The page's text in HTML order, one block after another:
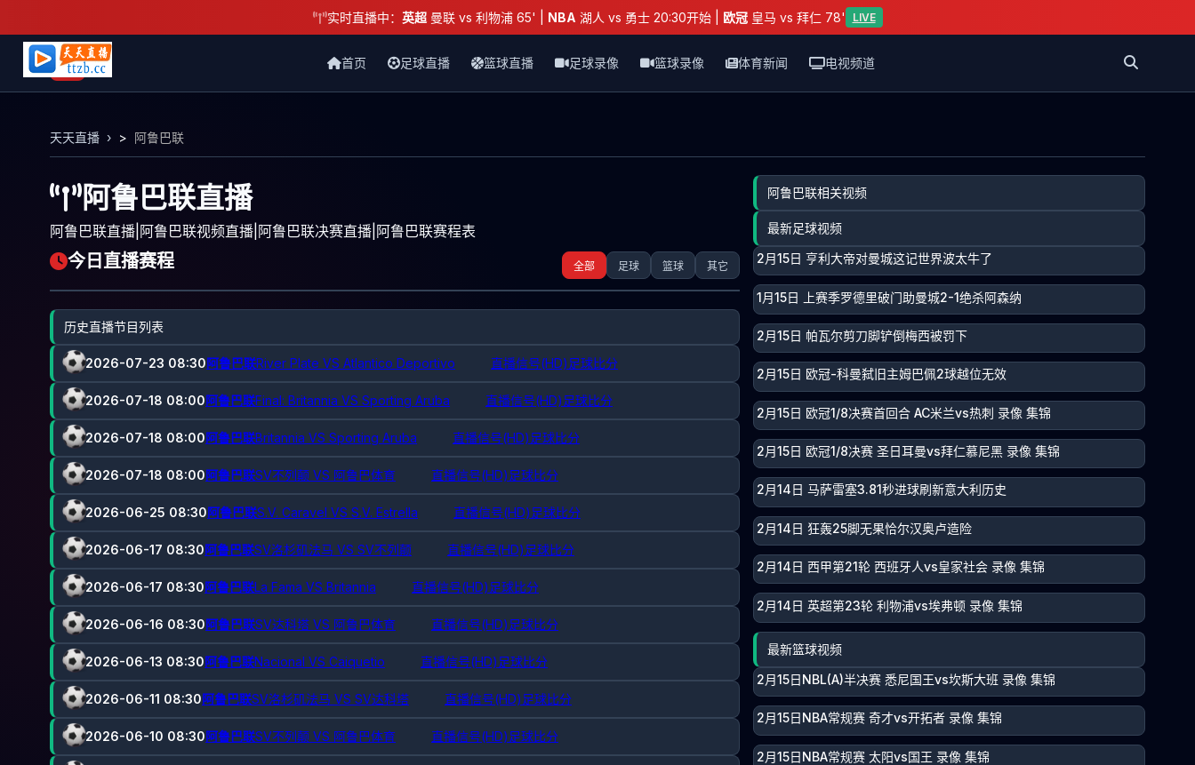
实时直播中： 英超曼联 vs 利物浦 65' | NBA 湖人 vs 勇士 20:30开始 | 欧冠皇马 vs 拜仁 78' LIVE
天天直播网
首页 足球直播 篮球直播 足球录像 篮球录像 体育新闻 电视频道
天天直播 > 阿鲁巴联
阿鲁巴联直播
阿鲁巴联直播|阿鲁巴联视频直播|阿鲁巴联决赛直播|阿鲁巴联赛程表
今日直播赛程 全部 足球 篮球 其它
历史直播节目列表
2026-07-23 08:30阿鲁巴联River Plate VS Atlantico Deportivo 直播信号(HD) 足球比分
2026-07-18 08:00阿鲁巴联Final: Britannia VS Sporting Aruba 直播信号(HD) 足球比分
2026-07-18 08:00阿鲁巴联Britannia VS Sporting Aruba 直播信号(HD) 足球比分
2026-07-18 08:00阿鲁巴联SV不列颠 VS 阿鲁巴体育 直播信号(HD) 足球比分
2026-06-25 08:30阿鲁巴联S.V. Caravel VS S.V. Estrella 直播信号(HD) 足球比分
2026-06-17 08:30阿鲁巴联SV洛杉矶法马 VS SV不列颠 直播信号(HD) 足球比分
2026-06-17 08:30阿鲁巴联La Fama VS Britannia 直播信号(HD) 足球比分
2026-06-16 08:30阿鲁巴联SV达科塔 VS 阿鲁巴体育 直播信号(HD) 足球比分
2026-06-13 08:30阿鲁巴联Nacional VS Caiquetio 直播信号(HD) 足球比分
2026-06-11 08:30阿鲁巴联SV洛杉矶法马 VS SV达科塔 直播信号(HD) 足球比分
2026-06-10 08:30阿鲁巴联SV不列颠 VS 阿鲁巴体育 直播信号(HD) 足球比分
阿鲁巴联相关视频
最新足球视频
2月15日 亨利大帝对曼城这记世界波太牛了
1月15日 上赛季罗德里破门助曼城2-1绝杀阿森纳
2月15日 帕瓦尔剪刀脚铲倒梅西被罚下
2月15日 欧冠-科曼弑旧主姆巴佩2球越位无效
2月15日 欧冠1/8决赛首回合 AC米兰vs热刺 录像 集锦
2月15日 欧冠1/8决赛 圣日耳曼vs拜仁慕尼黑 录像 集锦
2月14日 马萨雷塞3.81秒进球刷新意大利历史
2月14日 狂轰25脚无果恰尔汉奥卢造险
2月14日 西甲第21轮 西班牙人vs皇家社会 录像 集锦
2月14日 英超第23轮 利物浦vs埃弗顿 录像 集锦
最新篮球视频
2月15日NBL(A)半决赛 悉尼国王vs坎斯大班 录像 集锦
2月15日NBA常规赛 奇才vs开拓者 录像 集锦
2月15日NBA常规赛 太阳vs国王 录像 集锦